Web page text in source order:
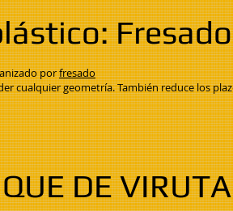
Fresado
porfresado
cualquier geometría. También reduce los
DE